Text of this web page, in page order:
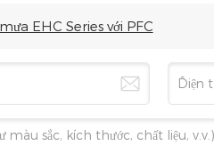
EHC Series với PFC